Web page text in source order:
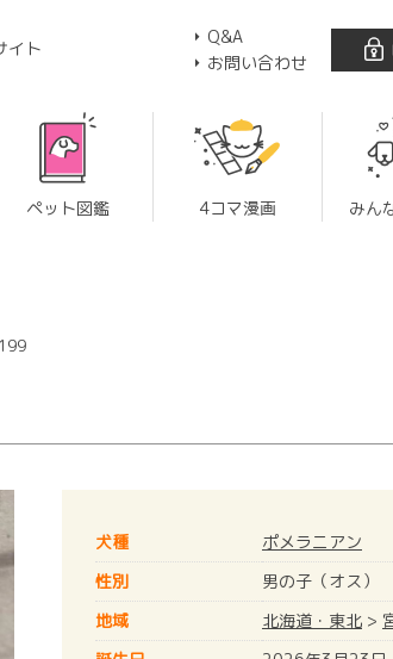
イト
Q&A
お問い合わせ
ペット図鑑 4コマ漫画 みん
犬種
ポメラニアン
性別
男の子（オス）
地域
北海道・東北 >